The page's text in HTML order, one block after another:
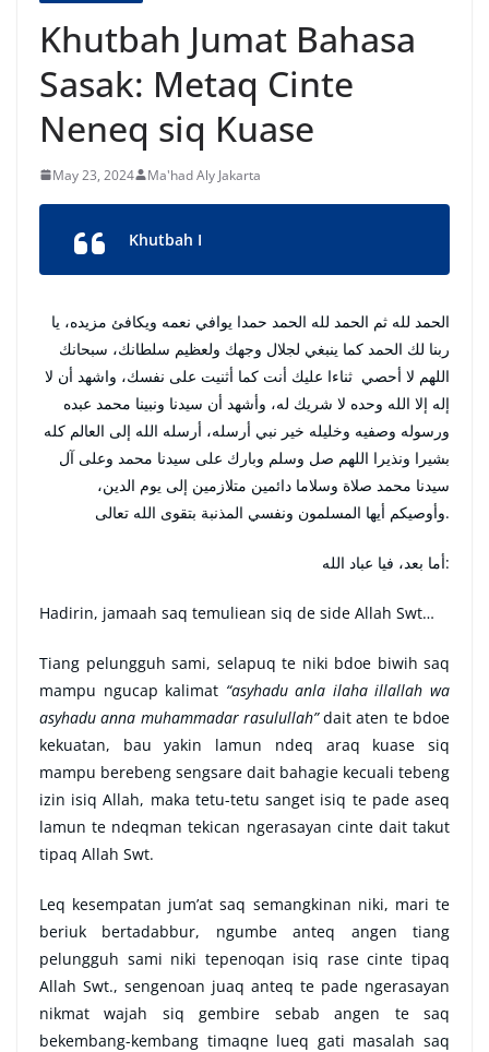
Khutbah Jumat Bahasa
Sasak: Metaq Cinte
Neneq siq Kuase
May 23, 2024 Ma'had Aly Jakarta
Khutbah I
الحمد لله ثم الحمد لله الحمد حمدا يوافي نعمه ويكافئ مزيده، يا
ربنا لك الحمد كما ينبغي لجلال وجهك ولعظيم سلطانك، سبحانك
اللهم لا أحصي ثناءا عليك أنت كما أثنيت على نفسك، واشهد أن لا
إله إلا الله وحده لا شريك له، وأشهد أن سيدنا ونبينا محمد عبده
ورسوله وصفيه وخليله خير نبي أرسله، أرسله الله إلى العالم كله
بشيرا ونذيرا اللهم صل وسلم وبارك على سيدنا محمد وعلى آل
سيدنا محمد صلاة وسلاما دائمين متلازمين إلى يوم الدين،
وأوصيكم أيها المسلمون ونفسي المذنبة بتقوى الله تعالى.
أما بعد، فيا عباد الله:
Hadirin, jamaah saq temuliean siq de side Allah Swt…
Tiang pelungguh sami, selapuq te niki bdoe biwih saq
mampu ngucap kalimat “asyhadu anla ilaha illallah wa
asyhadu anna muhammadarrasulullah”dait aten te bdoe
kekuatan, bau yakin lamun ndeq araq kuase siq
mampu berebeng sengsare dait bahagie kecuali tebeng
izin isiq Allah, maka tetu-tetu sanget isiq te pade aseq
lamun te ndeqman tekican ngerasayan cinte dait takut
tipaq Allah Swt.
Leq kesempatan jum’at saq semangkinan niki, mari te
beriuk bertadabbur, ngumbe anteq angen tiang
pelungguh sami niki tepenoqan isiq rase cinte tipaq
Allah Swt., sengenoan juaq anteq te pade ngerasayan
nikmat wajah siq gembire sebab angen te saq
bekembang-kembang timaqne lueq gati masalah saq